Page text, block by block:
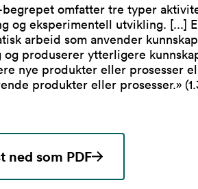
begrepet omfatter tre typer
og eksperimentell utvikling. [...]
arbeid som anvender
og produserer ytterligere
nye produkter eller prosesser
produkter eller prosesser.»
ned som PDF